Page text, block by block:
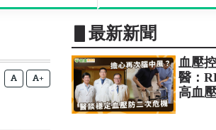
+
▋最新新聞
血壓
醫：
高血